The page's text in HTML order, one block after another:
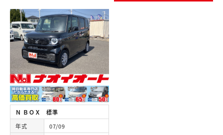
Ｎ ＢＯＸ 標準
年式
07/09